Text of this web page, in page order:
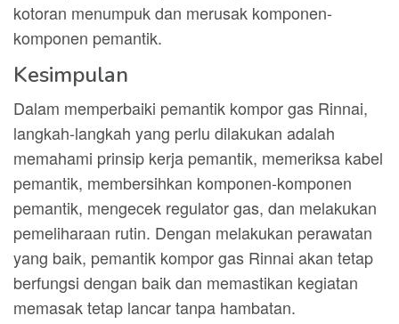
kotoran menumpuk dan merusak komponen-
komponen pemantik.
Kesimpulan
Dalam memperbaiki pemantik kompor gas Rinnai,
langkah-langkah yang perlu dilakukan adalah
memahami prinsip kerja pemantik, memeriksa kabel
pemantik, membersihkan komponen-komponen
pemantik, mengecek regulator gas, dan melakukan
pemeliharaan rutin. Dengan melakukan perawatan
yang baik, pemantik kompor gas Rinnai akan tetap
berfungsi dengan baik dan memastikan kegiatan
memasak tetap lancar tanpa hambatan.